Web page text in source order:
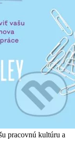
pracovnú kultúru a